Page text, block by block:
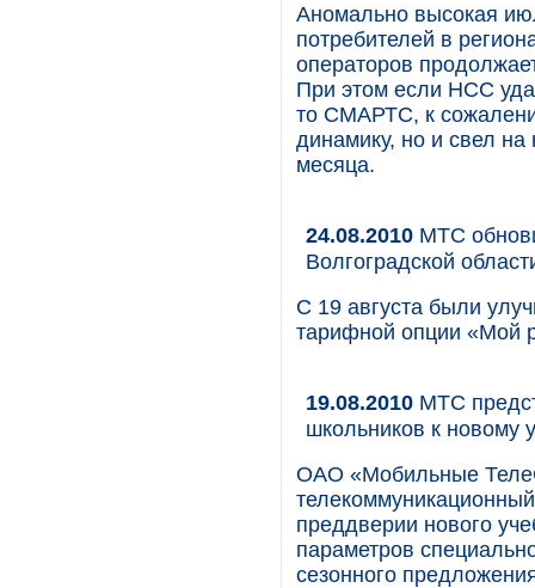
Аномально высокая
потребителей в
операторов
При этом если НСС
то СМАРТС, к
динамику, но и свел
месяца.
24.08.2010 МТС
Волгоградской
С 19 августа были
тарифной опции «Мой
19.08.2010 МТС
школьников к новому
ОАО «Мобильные
преддверии нового
параметров
сезонного